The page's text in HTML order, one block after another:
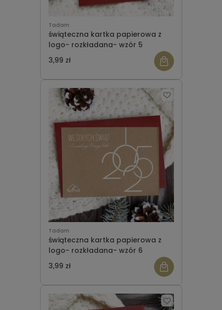
Tadam
świąteczna kartka papierowa z
logo- rozkładana- wzór 5
3,99 zł
Tadam
świąteczna kartka papierowa z
logo- rozkładana- wzór 6
3,99 zł